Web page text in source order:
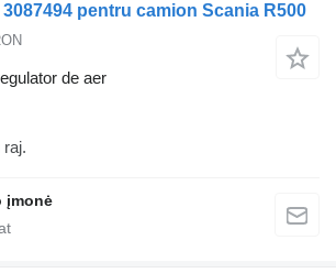
pentru camion Scania R500
de aer
raj.
įmonė